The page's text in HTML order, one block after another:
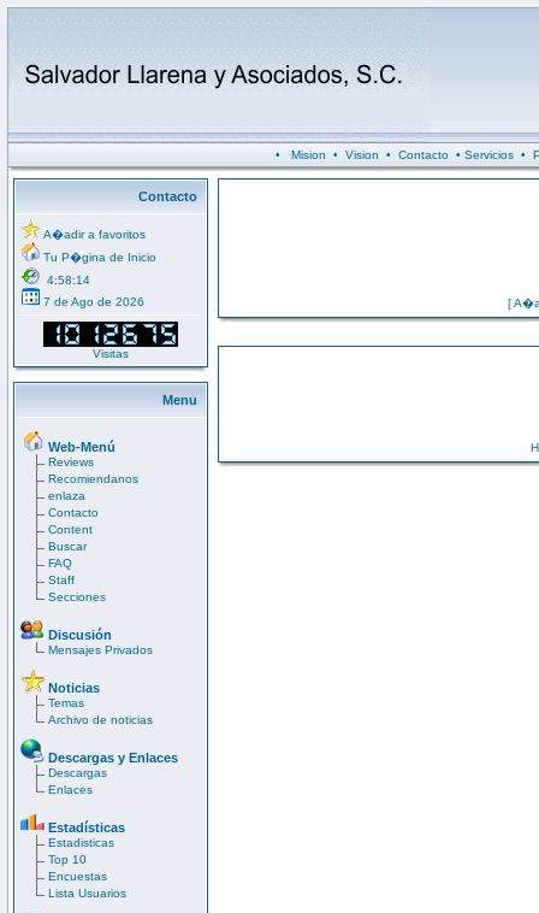
• Mision • Vision • Contacto• Servicios•
Contacto
A�adir a favoritos
Tu P�gina de Inicio
4:58:14
7 de Ago de 2026
Visitas
Menu
Web-Menú
Reviews
Recomiendanos
enlaza
Contacto
Content
Buscar
FAQ
Staff
Secciones
Discusión
Mensajes Privados
Noticias
Temas
Archivo de noticias
Descargas y Enlaces
Descargas
Enlaces
Estadísticas
Estadisticas
Top 10
Encuestas
Lista Usuarios
[